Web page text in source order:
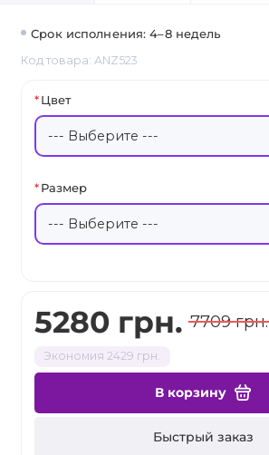
Срок исполнения: 4–8 недель
Код товара: ANZ523
5280 грн. 7709 грн.
Экономия 2429 грн.
В корзину
Быстрый заказ
Цвет
Размер